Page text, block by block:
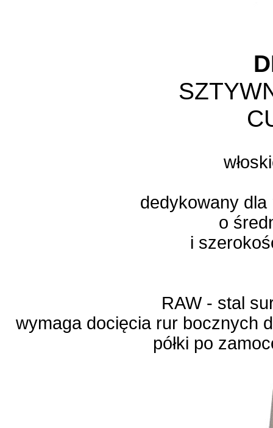
dedykowany
o
i
RAW - stal
wymaga docięcia rur bocznych
półki po